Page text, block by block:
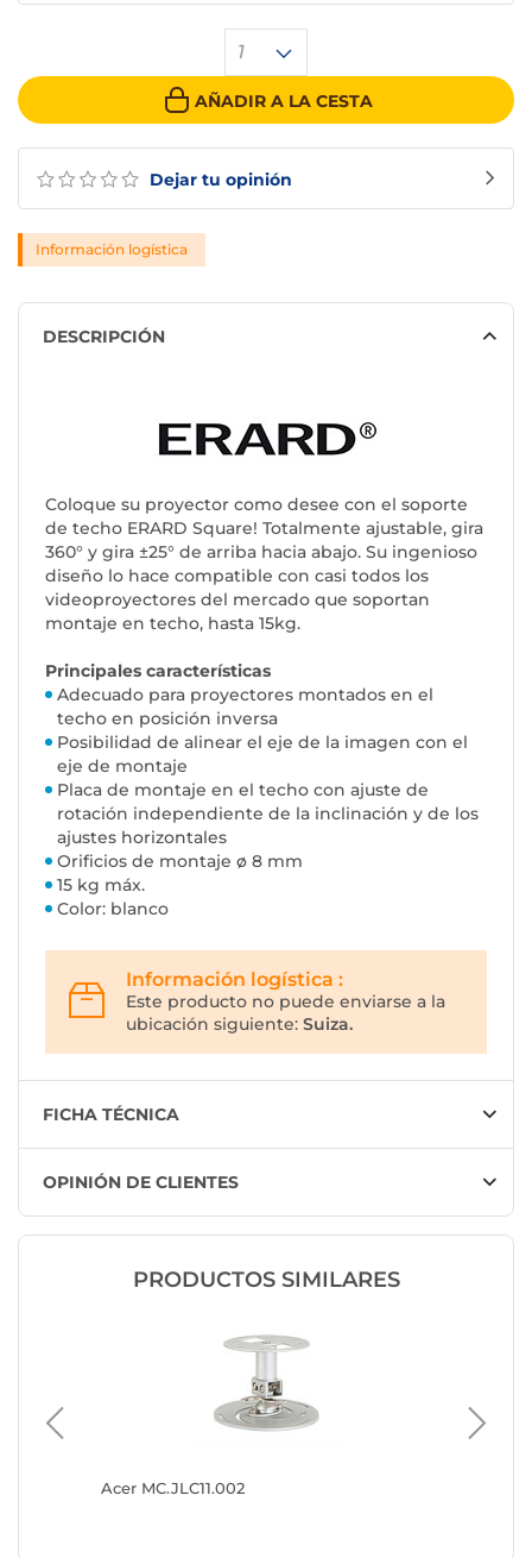
Dejar tu opinión
1
AÑADIR A LA CESTA
Información logística
DESCRIPCIÓN
Coloque su proyector como desee con el soporte
de techo ERARD Square! Totalmente ajustable, gira
360° y gira ±25° de arriba hacia abajo. Su ingenioso
diseño lo hace compatible con casi todos los
videoproyectores del mercado que soportan
montaje en techo, hasta 15kg.
Principales características
Adecuado para proyectores montados en el
techo en posición inversa
Posibilidad de alinear el eje de la imagen con el
eje de montaje
Placa de montaje en el techo con ajuste de
rotación independiente de la inclinación y de los
ajustes horizontales
Orificios de montaje ø 8 mm
15 kg máx.
Color: blanco
Información logística :
Este producto no puede enviarse a la
ubicación siguiente: Suiza.
FICHA TÉCNICA
OPINIÓN DE CLIENTES
PRODUCTOS SIMILARES
Acer MC.JLC11.002